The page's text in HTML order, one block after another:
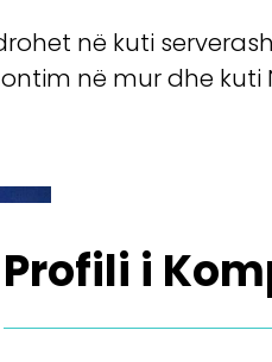
në kuti
në mur dhe kuti
Profili i